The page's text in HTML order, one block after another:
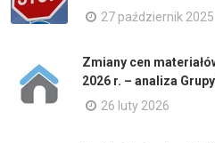
27 październik 2025
Zmiany cen
2026 r. – analiza
26 luty 2026